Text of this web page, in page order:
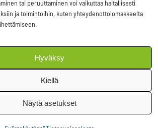
tai peruuttaminen voi vaikuttaa haitallisesti
ja toimintoihin, kuten yhteydenottolomakkeelta
Hyväksy
Kiellä
Näytä asetukset
merkitys
puhdistamisen
alueet ovat myös
roolissa
monien kalakantojen
kestävyyden ja koko
luonnon